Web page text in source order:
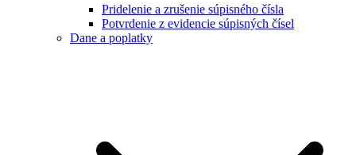
Pridelenie a zrušenie súpisného čísla
Potvrdenie z evidencie súpisných čísel
Dane a poplatky